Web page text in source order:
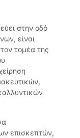
στην οδό
είναι
τομέα της
επισκεπτών,